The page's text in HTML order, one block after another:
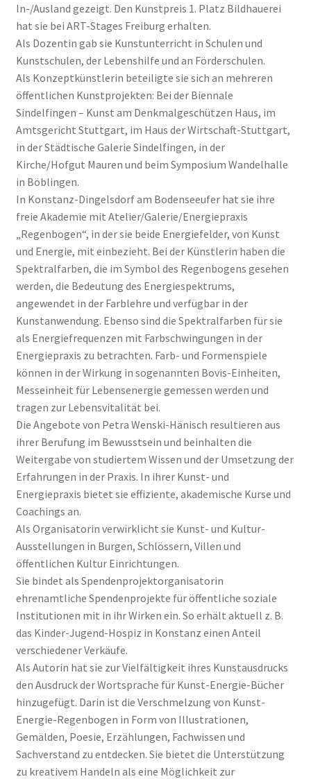
In-/Ausland gezeigt. Den Kunstpreis 1. Platz Bildhauerei
hat sie bei ART-Stages Freiburg erhalten.
Als Dozentin gab sie Kunstunterricht in Schulen und
Kunstschulen, der Lebenshilfe und an Förderschulen.
Als Konzeptkünstlerin beteiligte sie sich an mehreren
öffentlichen Kunstprojekten: Bei der Biennale
Sindelfingen – Kunst am Denkmalgeschützen Haus, im
Amtsgericht Stuttgart, im Haus der Wirtschaft-Stuttgart,
in der Städtische Galerie Sindelfingen, in der
Kirche/Hofgut Mauren und beim Symposium Wandelhalle
in Böblingen.
In Konstanz-Dingelsdorf am Bodenseeufer hat sie ihre
freie Akademie mit Atelier/Galerie/Energiepraxis
„Regenbogen“, in der sie beide Energiefelder, von Kunst
und Energie, mit einbezieht. Bei der Künstlerin haben die
Spektralfarben, die im Symbol des Regenbogens gesehen
werden, die Bedeutung des Energiespektrums,
angewendet in der Farblehre und verfügbar in der
Kunstanwendung. Ebenso sind die Spektralfarben für sie
als Energiefrequenzen mit Farbschwingungen in der
Energiepraxis zu betrachten. Farb- und Formenspiele
können in der Wirkung in sogenannten Bovis-Einheiten,
Messeinheit für Lebensenergie gemessen werden und
tragen zur Lebensvitalität bei.
Die Angebote von Petra Wenski-Hänisch resultieren aus
ihrer Berufung im Bewusstsein und beinhalten die
Weitergabe von studiertem Wissen und der Umsetzung der
Erfahrungen in der Praxis. In ihrer Kunst- und
Energiepraxis bietet sie effiziente, akademische Kurse und
Coachings an.
Als Organisatorin verwirklicht sie Kunst- und Kultur-
Ausstellungen in Burgen, Schlössern, Villen und
öffentlichen Kultur Einrichtungen.
Sie bindet als Spendenprojektorganisatorin
ehrenamtliche Spendenprojekte für öffentliche soziale
Institutionen mit in ihr Wirken ein. So erhält aktuell z. B.
das Kinder-Jugend-Hospiz in Konstanz einen Anteil
verschiedener Verkäufe.
Als Autorin hat sie zur Vielfältigkeit ihres Kunstausdrucks
den Ausdruck der Wortsprache für Kunst-Energie-Bücher
hinzugefügt. Darin ist die Verschmelzung von Kunst-
Energie-Regenbogen in Form von Illustrationen,
Gemälden, Poesie, Erzählungen, Fachwissen und
Sachverstand zu entdecken. Sie bietet die Unterstützung
zu kreativem Handeln als eine Möglichkeit zur